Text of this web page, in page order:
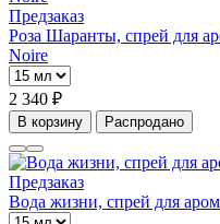
Предзаказ
Роза Шаранты, спрей для
Noire
2 340 ₽
В корзину Распродано
Предзаказ
Вода жизни, спрей для